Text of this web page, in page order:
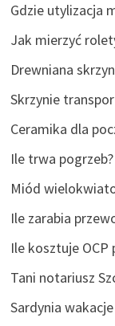
Gdzie utylizacja
Jak mierzyć
Drewniana
Skrzynie
Ceramika dla
Ile trwa pogrzeb?
Miód
Ile zarabia
Ile kosztuje OCP
Tani notariusz
Sardynia